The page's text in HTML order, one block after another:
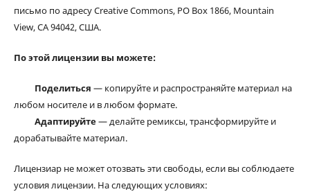
письмо по адресу Creative Commons, PO Box 1866, Mountain
View, CA 94042, США.
По этой лицензии вы можете:
Поделиться — копируйте и распространяйте материал на
любом носителе и в любом формате.
Адаптируйте— делайте ремиксы, трансформируйте и
дорабатывайте материал.
Лицензиар не может отозвать эти свободы, если вы соблюдаете
условия лицензии. На следующих условиях: